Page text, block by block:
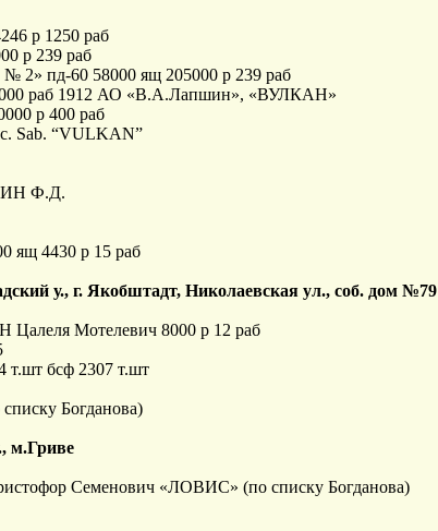
р 1250 раб
р 239 раб
2» пд-60 58000 ящ 205000 р 239 раб
раб 1912 АО «В.А.Лапшин», «ВУЛКАН»
р 400 раб
Sab. “VULKAN”
Ф.Д.
ящ 4430 р 15 раб
у., г. Якобштадт, Николаевская ул., соб. дом №79
Мотелевич 8000 р 12 раб
т.шт бсф 2307 т.шт
Богданова)
м.Гриве
Семенович «ЛОВИС» (по списку Богданова)